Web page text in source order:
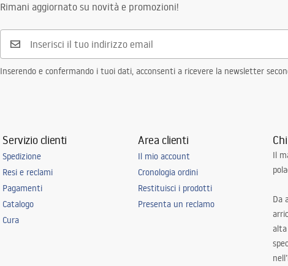
Rimani aggiornato su novità e promozioni!
Inserendo e confermando i tuoi dati, acconsenti a ricevere la newsletter
Servizio clienti
Spedizione
Resi e reclami
Pagamenti
Catalogo
Cura
Area clienti
Il mio account
Cronologia ordini
Restituisci i prodotti
Presenta un reclamo
Il
Da